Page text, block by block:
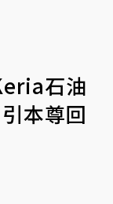
石油
本尊回